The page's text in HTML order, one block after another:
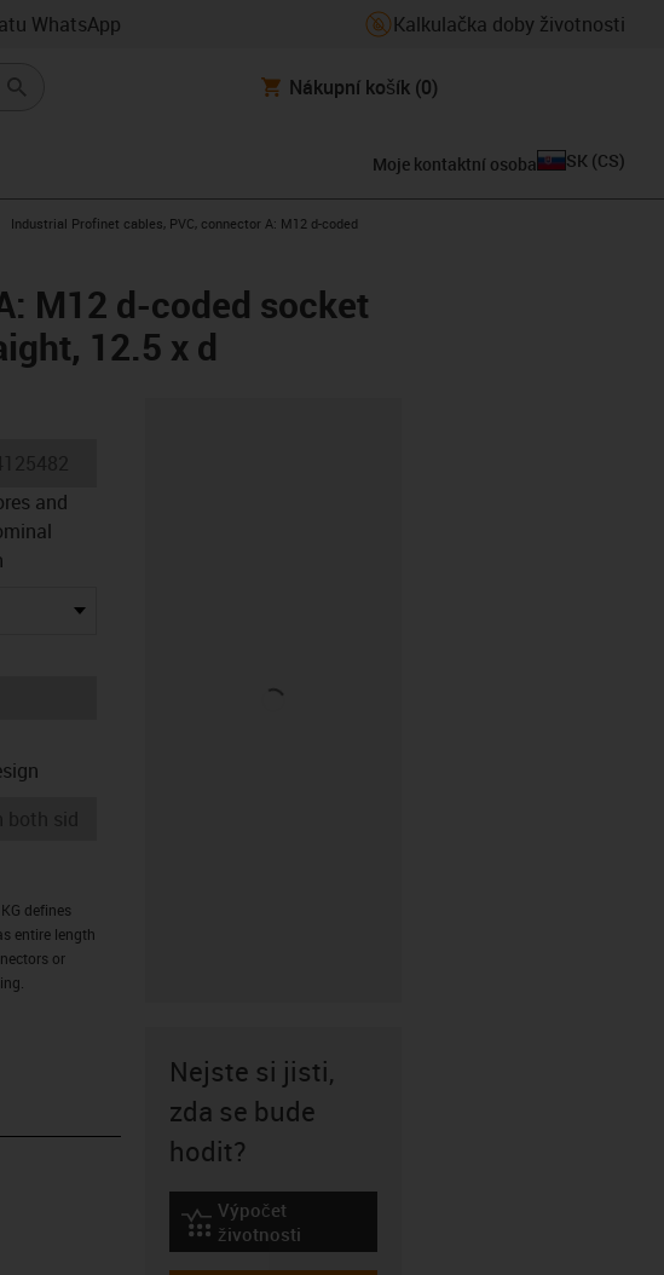
WhatsApp Kalkulačka doby životnosti
Nákupní košík (0)
Moje kontaktní osoba SK (CS)
igus-icon-arrow-right
Industrial Profinet cables, PVC, connector A: M12 d-coded
M12 d-coded socket
12.5 x d
and
defines
entire length
or
Nejste si jisti,
zda se bude
hodit?
igus-icon-lebensdauerrechner
Výpočet
životnosti